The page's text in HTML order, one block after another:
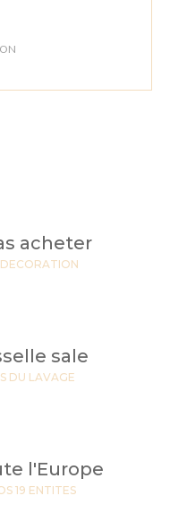
acheter
sale
DU LAVAGE
l'Europe
19 ENTITES